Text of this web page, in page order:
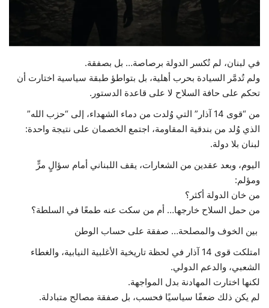
في لبنان، لم تُكسر الدولة برصاصة… بل بصفقة.
ولم تُدمَّر السيادة بحرب أهلية، بل بتواطؤ طبقة سياسية اختارت أن
تحكم على حافة السلاح لا على قاعدة الدستور.
من “قوى 14 آذار” التي وُلدت من دماء الشهداء، إلى “حزب الله”
الذي وُلد من بندقية المقاومة، اجتمع الخصمان على نتيجة واحدة:
لبنان بلا دولة.
اليوم، وبعد عقدين من الشعارات، يقف اللبناني أمام سؤالٍ مرٍّ
ومؤلم:
من خان الدولة أكثر؟
من حمل السلاح خارجها… أم من سكت عنه طمعًا في السلطة؟
بين الخوف والمصلحة… صفقة على حساب الوطن
امتلكت قوى 14 آذار في لحظة تاريخية الأغلبية النيابية، والغطاء
الشعبي، والدعم الدولي.
لكنها اختارت المهادنة بدل المواجهة.
لم يكن ذلك ضعفًا سياسيًا فحسب، بل صفقة مصالح متبادلة.